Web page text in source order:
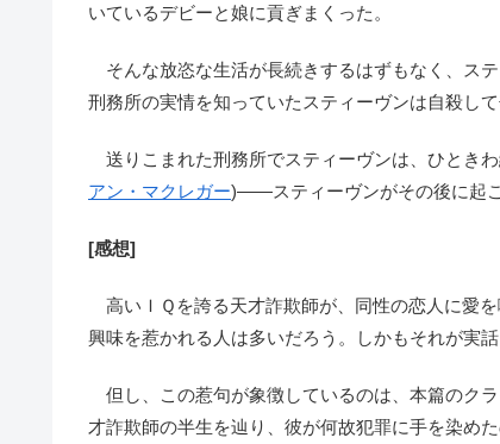
いているデビーと娘に貢ぎまくった。
そんな放恣な生活が長続きするはずもなく、ス
刑務所の実情を知っていたスティーヴンは自殺し
送りこまれた刑務所でスティーヴンは、ひとき
アン・マクレガー)――スティーヴンがその後に起
[感想]
高いＩＱを誇る天才詐欺師が、同性の恋人に愛
興味を惹かれる人は多いだろう。しかもそれが実
但し、この惹句が象徴しているのは、本篇のク
才詐欺師の半生を辿り、彼が何故犯罪に手を染め